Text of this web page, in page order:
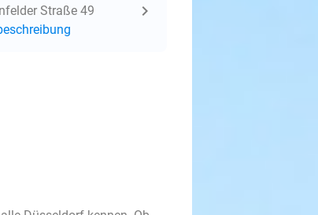
Straße 49